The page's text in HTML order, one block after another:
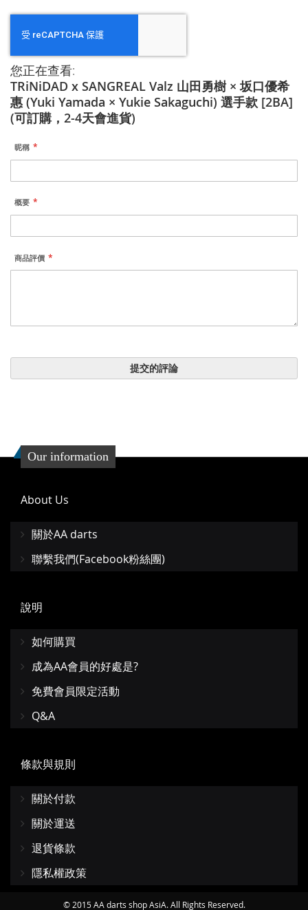
您正在查看:
TRiNiDAD x SANGREAL Valz 山田勇樹 × 坂口優希
惠 (Yuki Yamada × Yukie Sakaguchi) 選手款 [2BA]
(可訂購，2-4天會進貨)
昵稱
概要
商品評價
提交的評論
Our information
About Us
關於AA darts
聯繫我們(Facebook粉絲團)
說明
如何購買
成為AA會員的好處是?
免費會員限定活動
Q&A
條款與規則
關於付款
關於運送
退貨條款
隱私權政策
© 2015 AA darts shop AsiA. All Rights Reserved.